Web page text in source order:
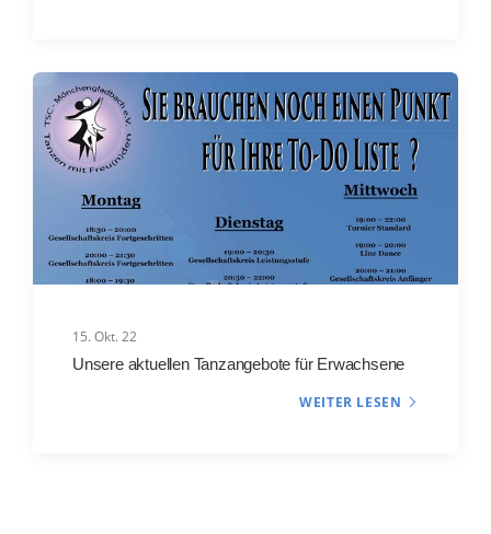
15. Okt. 22
Unsere aktuellen Tanzangebote für Erwachsene
WEITER LESEN